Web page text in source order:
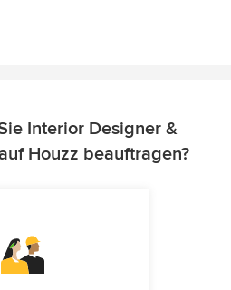
Interior Designer &
Houzz beauftragen?